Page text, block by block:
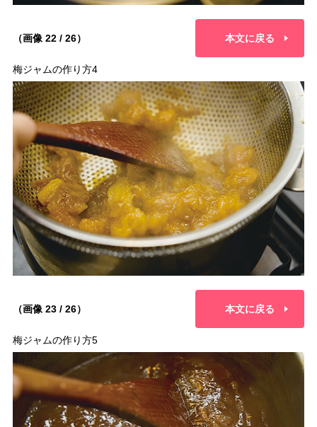
（画像 22 / 26） 本文に戻る
梅ジャムの作り方4
（画像 23 / 26） 本文に戻る
梅ジャムの作り方5